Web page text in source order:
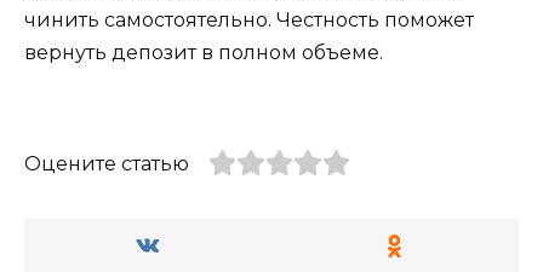
чинить самостоятельно. Честность поможет
вернуть депозит в полном объеме.
Оцените статью